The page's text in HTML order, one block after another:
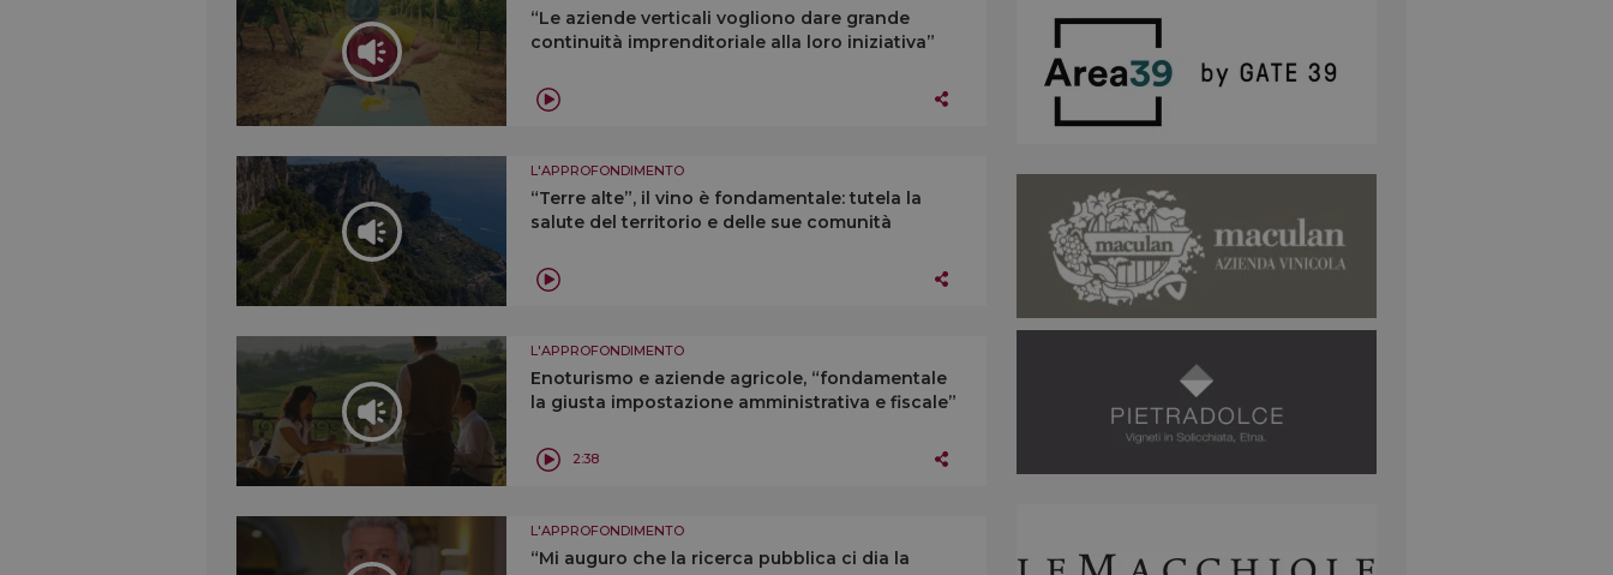
“Le aziende verticali vogliono dare grande
continuità imprenditoriale alla loro iniziativa”
L'APPROFONDIMENTO
“Terre alte”, il vino è fondamentale: tutela la
salute del territorio e delle sue comunità
L'APPROFONDIMENTO
Enoturismo e aziende agricole, “fondamentale
la giusta impostazione amministrativa e fiscale”
2:38
L'APPROFONDIMENTO
“Mi auguro che la ricerca pubblica ci dia la